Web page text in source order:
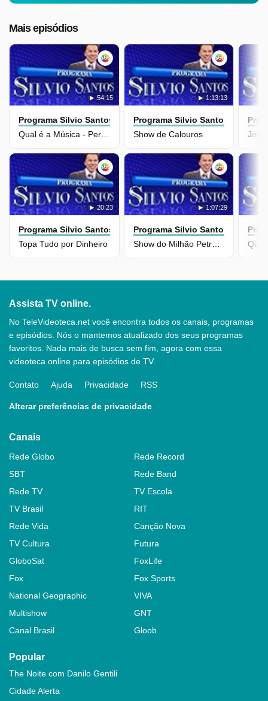
Mais episódios
54:15
Programa Silvio Santos
Qual é a Música - Personalidades Femininas
1:13:13
Programa Silvio Santos
Show de Calouros
20:23
Programa Silvio Santos
Topa Tudo por Dinheiro
1:07:29
Programa Silvio Santos
Show do Milhão Petrobras - Celebridades - Episódio 04
Assista TV online.
No TeleVideoteca.net você encontra todos os canais, programas
e episódios. Nós o mantemos atualizado dos seus programas
favoritos. Nada mais de busca sem fim, agora com essa
videoteca online para episódios de TV.
Contato Ajuda Privacidade RSS
Alterar preferências de privacidade
Canais
Rede Globo
Rede Record
SBT
Rede Band
Rede TV
TV Escola
TV Brasil
RIT
Rede Vida
Canção Nova
TV Cultura
Futura
GloboSat
FoxLife
Fox
Fox Sports
National Geographic
VIVA
Multishow
GNT
Canal Brasil
Gloob
Popular
The Noite com Danilo Gentili
Cidade Alerta